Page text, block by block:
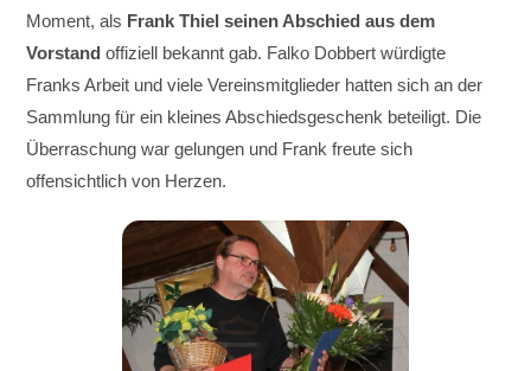
Moment, als Frank Thiel seinen Abschied aus dem
Vorstandoffiziell bekannt gab. Falko Dobbert würdigte
Franks Arbeit und viele Vereinsmitglieder hatten sich an der
Sammlung für ein kleines Abschiedsgeschenk beteiligt. Die
Überraschung war gelungen und Frank freute sich
offensichtlich von Herzen.